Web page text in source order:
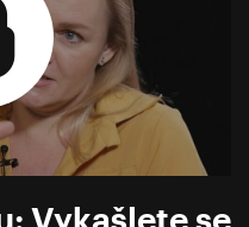
Vykašlete se